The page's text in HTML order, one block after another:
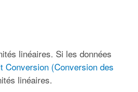
linéaires. Si les données
Conversion (Conversion des
linéaires.